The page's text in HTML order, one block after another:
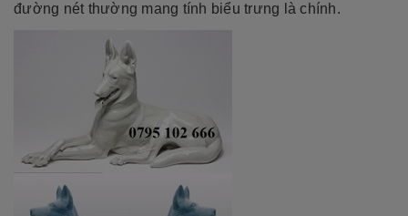
đường nét thường mang tính biểu trưng là chính.